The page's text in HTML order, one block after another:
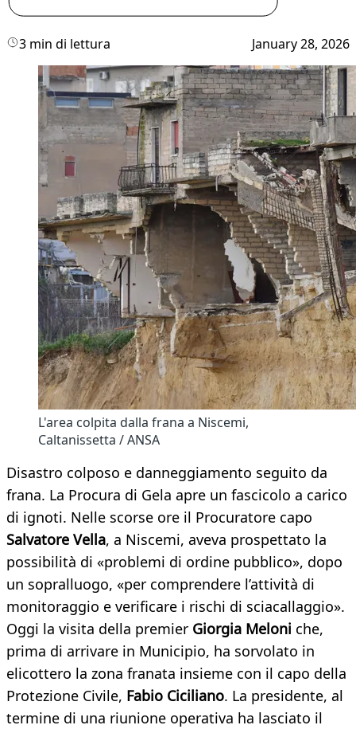
3 min di lettura January 28, 2026
L'area colpita dalla frana a Niscemi,
Caltanissetta / ANSA
Disastro colposo e danneggiamento seguito da
frana. La Procura di Gela apre un fascicolo a carico
di ignoti. Nelle scorse ore il Procuratore capo
Salvatore Vella, a Niscemi, aveva prospettato la
possibilità di «problemi di ordine pubblico», dopo
un sopralluogo, «per comprendere l’attività di
monitoraggio e verificare i rischi di sciacallaggio».
Oggi la visita della premier Giorgia Meloni che,
prima di arrivare in Municipio, ha sorvolato in
elicottero la zona franata insieme con il capo della
Protezione Civile, Fabio Ciciliano. La presidente, al
termine di una riunione operativa ha lasciato il